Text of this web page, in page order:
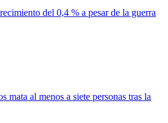
del 0,4 % a pesar de la guerra
mata al menos a siete personas tras la